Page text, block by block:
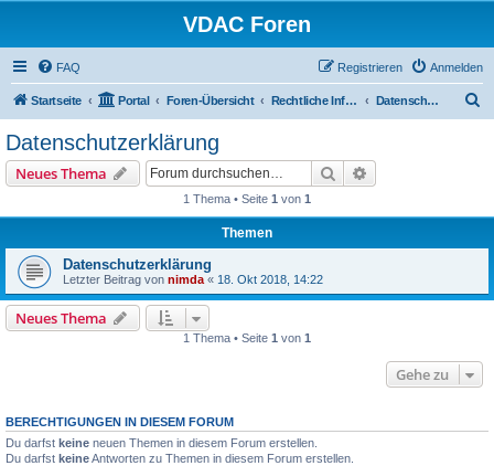
VDAC Foren
FAQ Anmelden
Registrieren
Startseite Portal Foren-Übersicht Rechtliche Informationen Datenschutzerklärung
Datenschutzerklärung
Neues Thema Suche
1 Thema • Seite 1 von 1
Themen
Datenschutzerklärung
Letzter Beitrag von nimda « 18. Okt 2018, 14:22
Neues Thema
1 Thema • Seite 1 von 1
Gehe zu
BERECHTIGUNGEN IN DIESEM FORUM
Du darfst keine neuen Themen in diesem Forum erstellen.
Du darfst keineAntworten zu Themen in diesem Forum erstellen.